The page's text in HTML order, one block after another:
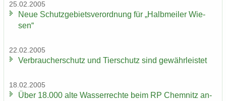
25.02.2005
Neue Schutz­ge­biets­ver­ord­nung für „Halb­mei­ler Wie­
sen“
22.02.2005
Ver­brau­cher­schutz und Tier­schutz sind ge­währ­leis­tet
18.02.2005
Über 18.000 alte Was­ser­rech­te beim RP Chem­nitz an­